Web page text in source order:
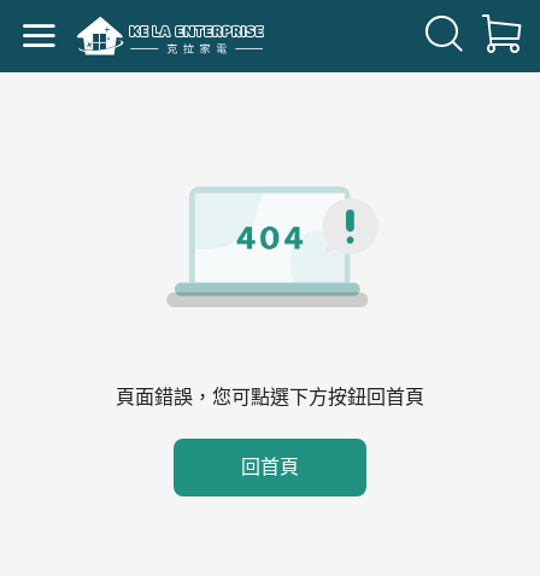
頁面錯誤，您可點選下方按鈕回首頁
回首頁